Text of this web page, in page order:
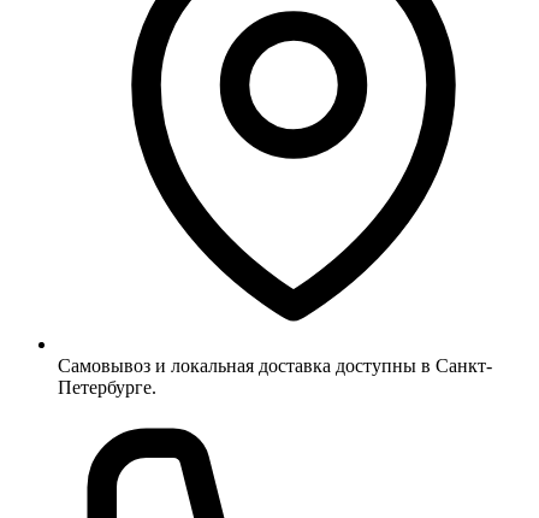
Самовывоз и локальная доставка доступны в Санкт-
Петербурге.